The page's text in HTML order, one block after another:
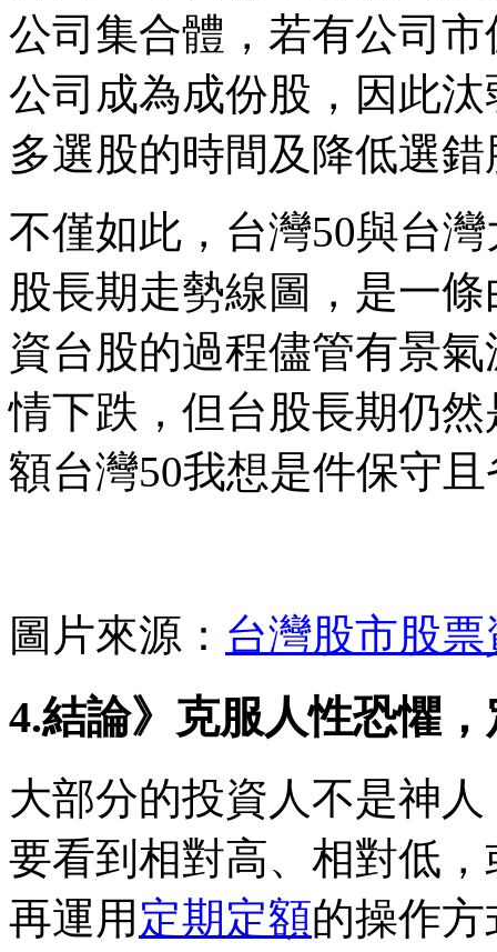
公司集合體，若有公司
公司成為成份股，因此
多選股的時間及降低選
不僅如此，台灣50與台
股長期走勢線圖，是一
資台股的過程儘管有景
情下跌，但台股長期仍
額台灣50我想是件保守
圖片來源： 台灣股市股
4.結論》克服人性恐懼
大部分的投資人不是神
要看到相對高、相對低
再運用 定期定額的操作